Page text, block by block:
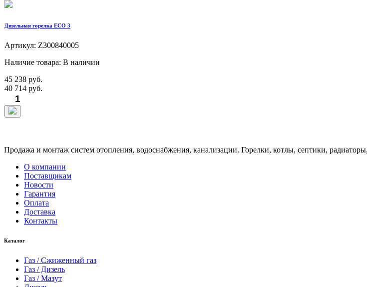
Дизельная горелка ECO 3
Артикул: Z300840005
Наличие товара: В наличии
45 238 руб.
40 714 руб.
Продажа и монтаж систем отопления, водоснабжения, канализации. Горелки, котлы, септики,
О компании
Поставщикам
Новости
Гарантия
Оплата
Доставка
Контакты
Каталог
Газ / Сжиженный газ
Газ / Дизель
Газ / Мазут